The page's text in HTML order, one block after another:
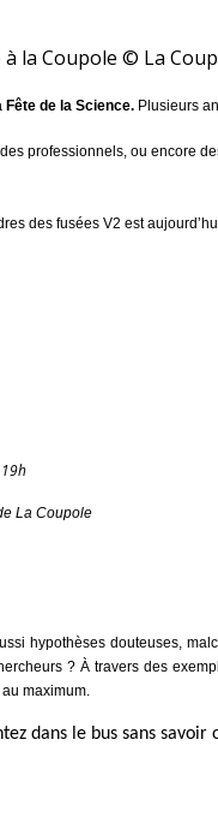
à la Coupole © La
de la Science. Plusieurs
professionnels, ou encore
des fusées V2 est
La Coupole
hypothèses douteuses,
? À travers des
maximum.
dans le bus sans savoir